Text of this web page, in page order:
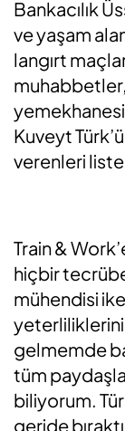
Bankacılık
ve yaşam
langırt
Kuveyt
verenleri
Train &
hiçbir
mühendisi
gelmemde
tüm
biliyorum.
geride